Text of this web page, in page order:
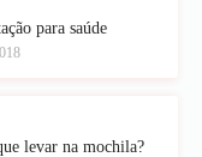
para saúde
levar na mochila?